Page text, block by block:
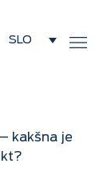
SLO
kakšna je